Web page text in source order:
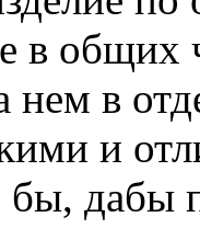
в общих
нем в
и
дабы